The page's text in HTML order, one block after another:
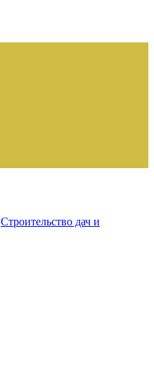
Строительство дач и